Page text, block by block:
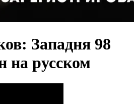
Западня 98
на русском